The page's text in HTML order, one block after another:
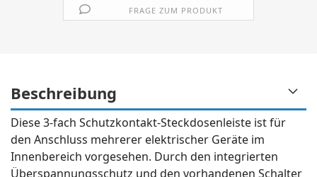
FRAGE ZUM PRODUKT
Beschreibung
Diese 3-fach Schutzkontakt-Steckdosenleiste ist für
den Anschluss mehrerer elektrischer Geräte im
Innenbereich vorgesehen. Durch den integrierten
Überspannungsschutz und den vorhandenen Schalter